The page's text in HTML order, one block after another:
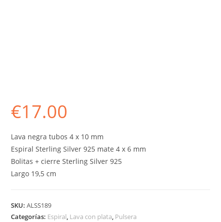
€17.00
Lava negra tubos 4 x 10 mm
Espiral Sterling Silver 925 mate 4 x 6 mm
Bolitas + cierre Sterling Silver 925
Largo 19,5 cm
SKU:ALSS189
Categorías: Espiral, Lava con plata, Pulsera